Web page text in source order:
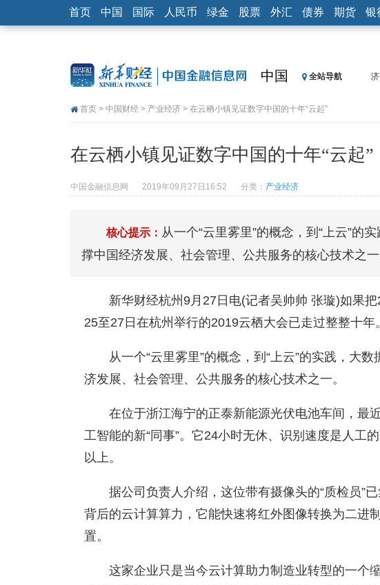
首页 中国 国际 人民币 绿金 股票 外汇 债券 期货 银
中国 全站导航
首页 > 中国财经 > 产业经济 > 在云栖小镇见证数字中国的十年“云起”
在云栖小镇见证数字中国的十年“云起”
中国金融信息网 2019年09月27日16:52 分类： 产业经济
核心提示： 从一个“云里雾里”的概念，到“上云”的
撑中国经济发展、社会管理、公共服务的核心技术之一
新华财经杭州9月27日电(记者吴帅帅 张璇)如果
25至27日在杭州举行的2019云栖大会已走过整整十年。
从一个“云里雾里”的概念，到“上云”的实践，大
济发展、社会管理、公共服务的核心技术之一。
在位于浙江海宁的正泰新能源光伏电池车间，最
工智能的新“同事”。它24小时无休、识别速度是人工
以上。
据公司负责人介绍，这位带有摄像头的“质检员”
背后的云计算算力，它能快速将红外图像转换为二进
置。
这家企业只是当今云计算助力制造业转型的一个